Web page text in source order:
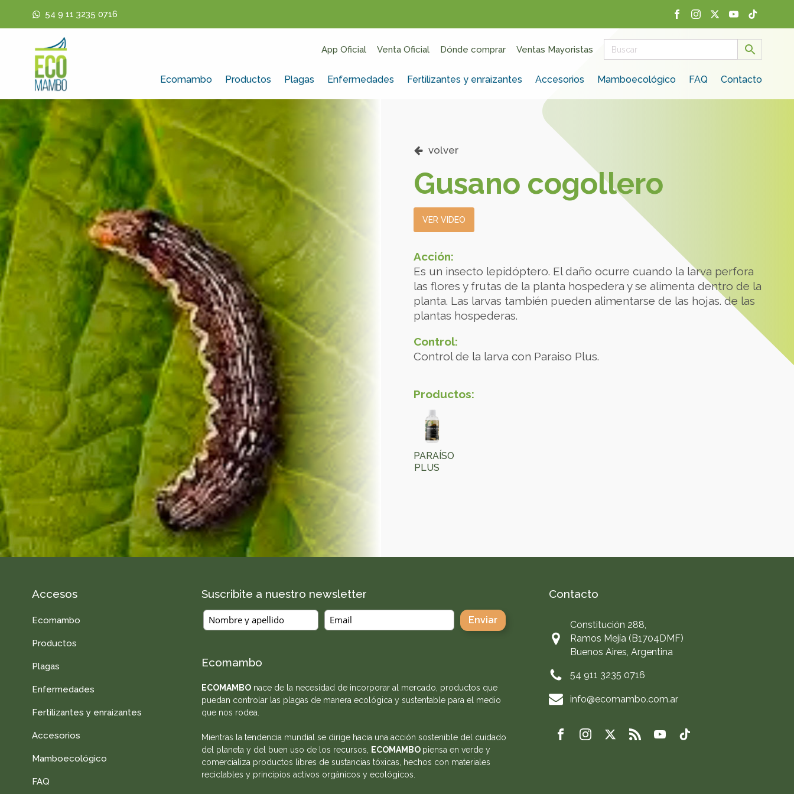
54 9 11 3235 0716
App Oficial Venta Oficial Dónde comprar Ventas Mayoristas
Ecomambo Productos Plagas Enfermedades Fertilizantes y enraizantes Accesorios Mamboecológico FAQ Contacto
volver
Gusano cogollero
VER VIDEO
Acción:
Es un insecto lepidóptero. El daño ocurre cuando la larva perfora
las flores y frutas de la planta hospedera y se alimenta dentro de la
planta. Las larvas también pueden alimentarse de las hojas. de las
plantas hospederas.
Control:
Control de la larva con Paraiso Plus.
Productos:
PARAÍSO
PLUS
Accesos
Ecomambo
Productos
Plagas
Enfermedades
Fertilizantes y enraizantes
Accesorios
Mamboecológico
FAQ
Suscribite a nuestro newsletter
Ecomambo
ECOMAMBO nace de la necesidad de incorporar al mercado, productos que
puedan controlar las plagas de manera ecológica y sustentable para el medio
que nos rodea.
Mientras la tendencia mundial se dirige hacia una acción sostenible del cuidado
del planeta y del buen uso de los recursos,
ECOMAMBO piensa en verde y
comercializa productos libres de sustancias tóxicas, hechos con materiales
reciclables y principios activos orgánicos y ecológicos.
Contacto
Constitución 288,
Ramos Mejía (B1704DMF)
Buenos Aires, Argentina
54 911 3235 0716
info@ecomambo.com.ar